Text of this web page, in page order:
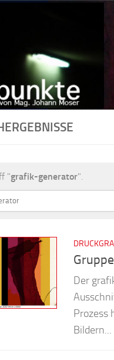
"grafik-generator".
Der
Prozess
Bildern...